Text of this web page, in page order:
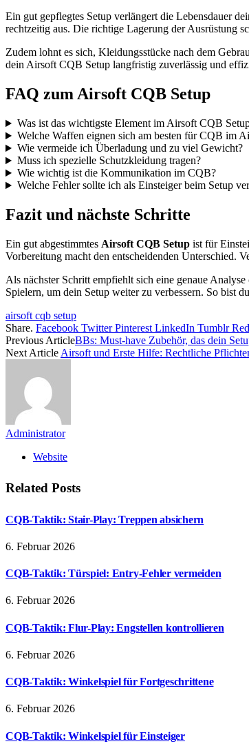
Ein gut gepflegtes Setup verlängert die Lebensdauer
rechtzeitig aus. Die richtige Lagerung der Ausrüstung
Zudem lohnt es sich, Kleidungsstücke nach dem
dein Airsoft CQB Setup langfristig zuverlässig und
FAQ zum Airsoft CQB Setup
Was ist das wichtigste Element im Airsoft CQB
Welche Waffen eignen sich am besten für CQB im
Wie vermeide ich Überladung und zu viel Gewicht?
Muss ich spezielle Schutzkleidung tragen?
Wie wichtig ist die Kommunikation im CQB?
Welche Fehler sollte ich als Einsteiger beim Setup
Fazit und nächste Schritte
Ein gut abgestimmtes Airsoft CQB Setup ist für
Vorbereitung macht den entscheidenden Unterschied.
Als nächster Schritt empfiehlt sich eine genaue
Spielern, um dein Setup weiter zu verbessern. So bist
airsoft cqb setup
Share. Facebook Twitter Pinterest LinkedIn Tumblr
Previous ArticleBBs: Must-have Zubehör, das dein
Next Article Airsoft und Erste Hilfe: Rechtliche
Administrator
Website
Related Posts
CQB-Taktik: Stair-Play: Treppen absichern
6. Februar 2026
CQB-Taktik: Türspiel: Entry-Fehler vermeiden
6. Februar 2026
CQB-Taktik: Flur-Play: Engstellen kontrollieren
6. Februar 2026
CQB-Taktik: Winkelspiel für Fortgeschrittene
6. Februar 2026
CQB-Taktik: Winkelspiel für Einsteiger